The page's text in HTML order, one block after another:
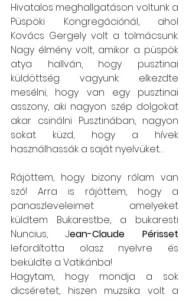
Hivatalos meghallgatáson voltunk a
Püspöki Kongregációnál, ahol
Kovács Gergely volt a tolmácsunk.
Nagy élmény volt, amikor a püspök
atya hallván, hogy pusztinai
küldöttség vagyunk: elkezdte
mesélni, hogy van egy pusztinai
asszony, aki nagyon szép dolgokat
akar csinálni Pusztinában, nagyon
sokat küzd, hogy a hívek
használhassák a saját nyelvüket…
Rájöttem, hogy bizony rólam van
szó! Arra is rájöttem, hogy a
panaszleveleimet amelyeket
küldtem Bukarestbe, a bukaresti
Nuncius, J
lefordította olasz nyelvre és
beküldte a Vatikánba!
Hagytam, hogy mondja a sok
dicséretet, hiszen muzsika volt a